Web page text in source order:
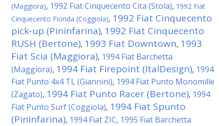
(Maggiora), 1992 Fiat Cinquecento Cita (Stola), 1992 Fiat
Cinquecento Fionda (Coggiola), 1992 Fiat Cinquecento
pick-up (Pininfarina), 1992 Fiat Cinquecento
RUSH (Bertone), 1993 Fiat Downtown, 1993
Fiat Scia (Maggiora), 1994 Fiat Barchetta
(Maggiora), 1994 Fiat Firepoint (ItalDesign), 1994
Fiat Punto 4x4 TL (Giannini), 1994 Fiat Punto Monomille
(Zagato), 1994 Fiat Punto Racer (Bertone), 1994
Fiat Punto Surf (Coggiola), 1994 Fiat Spunto
(Pininfarina), 1994 Fiat ZIC, 1995 Fiat Barchetta